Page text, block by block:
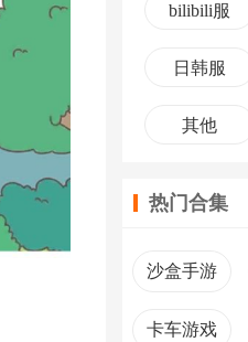
bilibili服
日韩服
其他
热门合集
沙盒手游
卡车游戏